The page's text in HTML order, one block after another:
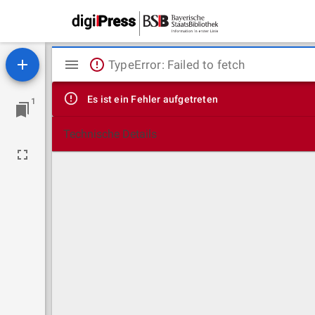
1
Mirador
Viewer
TypeError: Failed to fetch
Es ist ein Fehler aufgetreten
Technische Details